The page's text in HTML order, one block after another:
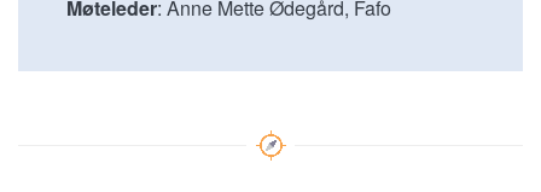
Møteleder: Anne Mette Ødegård, Fafo